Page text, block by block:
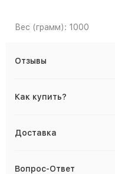
Вес (грамм): 1000
Отзывы
Как купить?
Доставка
Вопрос-Ответ